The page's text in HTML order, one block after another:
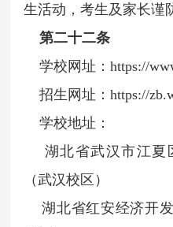
生活动，考生及家长谨
第二十二条
学校网址：https://
招生网址：https://
学校地址：
湖北省武汉市江夏
（武汉校区）
湖北省红安经济开